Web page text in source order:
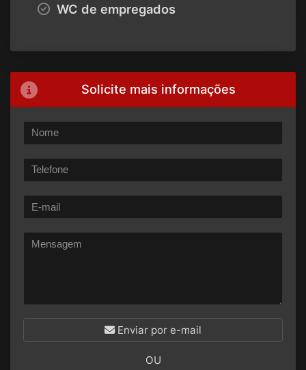
WC de empregados
Solicite mais informações
Enviar por e-mail
OU